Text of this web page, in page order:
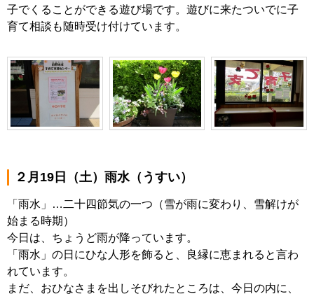
子でくることができる遊び場です。遊びに来たついでに子
育て相談も随時受け付けています。
２月19日（土）雨水（うすい）
「雨水」…二十四節気の一つ（雪が雨に変わり、雪解けが
始まる時期）
今日は、ちょうど雨が降っています。
「雨水」の日にひな人形を飾ると、良縁に恵まれると言わ
れています。
まだ、おひなさまを出しそびれたところは、今日の内に、